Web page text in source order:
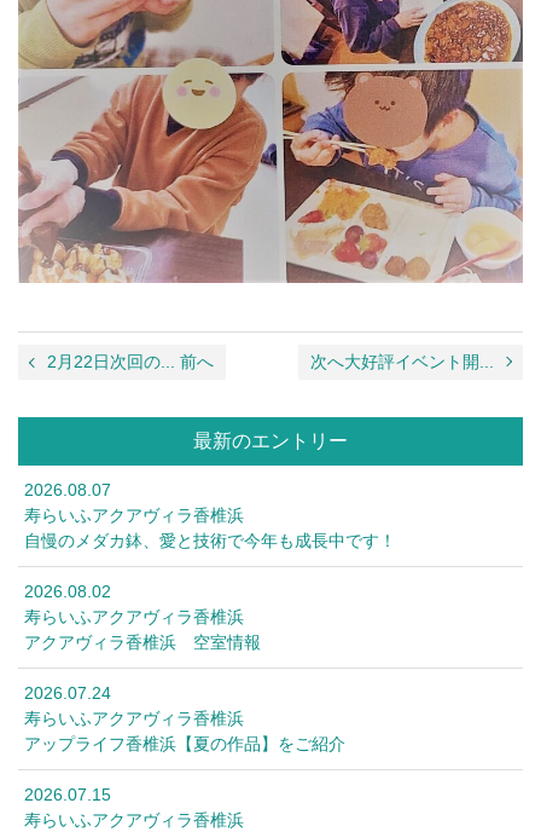
2月22日次回の... 前へ 次へ大好評イベント開...
最新のエントリー
2026.08.07
寿らいふアクアヴィラ香椎浜
自慢のメダカ鉢、愛と技術で今年も成長中です！
2026.08.02
寿らいふアクアヴィラ香椎浜
アクアヴィラ香椎浜 空室情報
2026.07.24
寿らいふアクアヴィラ香椎浜
アップライフ香椎浜【夏の作品】をご紹介
2026.07.15
寿らいふアクアヴィラ香椎浜